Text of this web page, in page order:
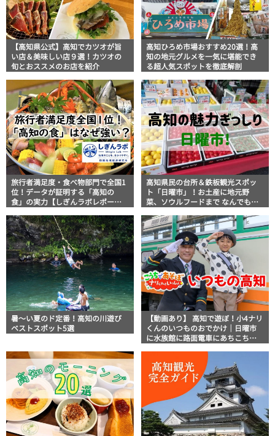
【高知県公式】高知でカツオが旨
い店＆美味しい店９選！カツオの
旬とおススメのお店を紹介
高知ひろめ市場おすすめ20選！高
知の地元グルメを一気に堪能でき
る超人気スポットを徹底解剖
旅行者満足度・食べ物部門で全国1
位！データが証明する「高知の
食」の実力【しぎんラボレポー
高知県民の台所＆鉄板観光スポッ
ト「日曜市」！お土産に地元野
菜、ソウルフードまで なんでもそ
説！
暑～い夏のド定番！高知の川遊び
ベストスポット5選
【動画あり】 高知で遊ぼ！小4ナリ
くんのいつものおでかけ｜日曜市
に水族館に路面電車にあちこち巡